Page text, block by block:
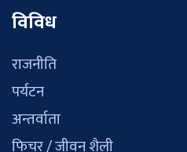
विविध
राजनीति
पर्यटन
अन्तर्वाता
फिचर / जीवन शैली